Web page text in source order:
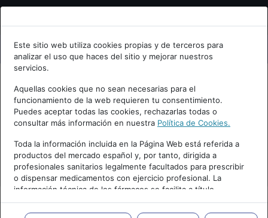
Bienvenid@ a psiquiatria.com
Escribe tu Email
Accede o regístrate con tu email.
Cancelar
Este sitio web utiliza cookies propias y de terceros para
analizar el uso que haces del sitio y mejorar nuestros
servicios.
Aquellas cookies que no sean necesarias para el
funcionamiento de la web requieren tu consentimiento.
Puedes aceptar todas las cookies, rechazarlas todas o
consultar más información en nuestra Política de Cookies.
Toda la información incluida en la Página Web está referida a
productos del mercado español y, por tanto, dirigida a
profesionales sanitarios legalmente facultados para prescribir
o dispensar medicamentos con ejercicio profesional. La
información técnica de los fármacos se facilita a título
meramente informativo, siendo responsabilidad de los
profesionales facultados prescribir medicamentos y decidir, en